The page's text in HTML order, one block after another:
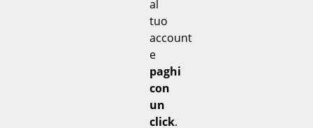
al
tuo
account
e
paghi
con
un
click.